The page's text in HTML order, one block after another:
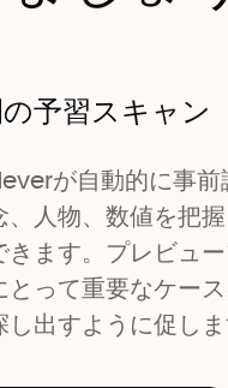
予習スキャン
が自動的に事前
人物、数値を把
ます。プレビュ
って重要なケー
し出すように促しま